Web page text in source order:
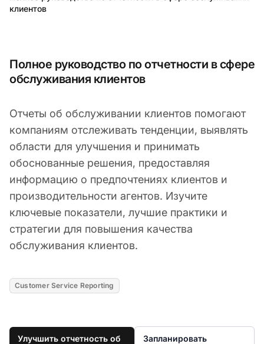
клиентов
Полное руководство по отчетности в сфере
обслуживания клиентов
Отчеты об обслуживании клиентов помогают
компаниям отслеживать тенденции, выявлять
области для улучшения и принимать
обоснованные решения, предоставляя
информацию о предпочтениях клиентов и
производительности агентов. Изучите
ключевые показатели, лучшие практики и
стратегии для повышения качества
обслуживания клиентов.
Customer Service Reporting
Улучшить отчетность об
Запланировать